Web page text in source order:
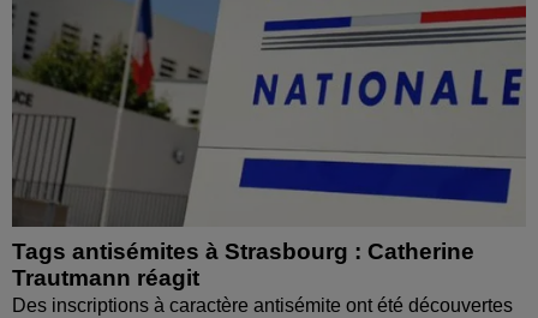
Tags antisémites à Strasbourg : Catherine
Trautmann réagit
Des inscriptions à caractère antisémite ont été découvertes